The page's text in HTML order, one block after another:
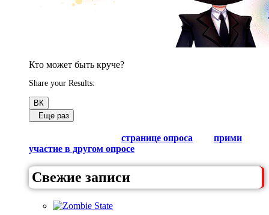
Кто может быть круче?
Share your Results:
ВК
Еще раз
странице опроса
прими
участие в другом опросе
Свежие записи